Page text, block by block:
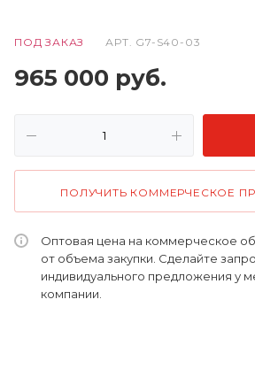
ПОД ЗАКАЗ АРТ. G7-S40-03
965 000 руб.
ПОЛУЧИТЬ КОММЕРЧЕСКОЕ
Оптовая цена на коммерческое
от объема закупки. Сделайте
индивидуального предложения у
компании.